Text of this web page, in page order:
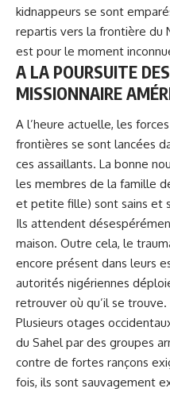
kidnappeurs se sont
repartis vers la frontière du
est pour le moment
A LA POURSUITE
MISSIONNAIRE
A l’heure actuelle, les
frontières se sont lancées
ces assaillants. La bonne
les membres de la famille
et petite fille) sont sains et
Ils attendent
maison. Outre cela, le
encore présent dans leurs
autorités nigériennes
retrouver où qu’il se trouve.
Plusieurs otages
du Sahel par des groupes
contre de fortes rançons
fois, ils sont sauvagement